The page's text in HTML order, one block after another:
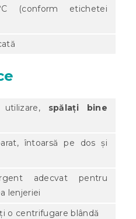
etichetei
spălați bine
întoarsă pe dos și
adecvat pentru
lenjeriei
o centrifugare blândă